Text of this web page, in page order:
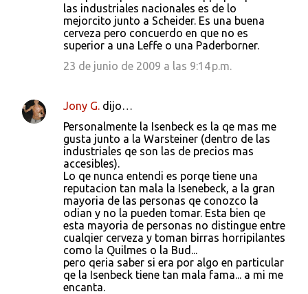
las industriales nacionales es de lo
mejorcito junto a Scheider. Es una buena
cerveza pero concuerdo en que no es
superior a una Leffe o una Paderborner.
23 de junio de 2009 a las 9:14 p.m.
Jony G. dijo…
Personalmente la Isenbeck es la qe mas me
gusta junto a la Warsteiner (dentro de las
industriales qe son las de precios mas
accesibles).
Lo qe nunca entendi es porqe tiene una
reputacion tan mala la Isenebeck, a la gran
mayoria de las personas qe conozco la
odian y no la pueden tomar. Esta bien qe
esta mayoria de personas no distingue entre
cualqier cerveza y toman birras horripilantes
como la Quilmes o la Bud...
pero qeria saber si era por algo en particular
qe la Isenbeck tiene tan mala fama... a mi me
encanta.